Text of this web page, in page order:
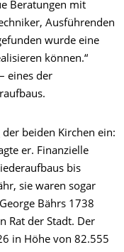
Beratungen mit
Ausführenden
wurde eine
können.“
eines der
beiden Kirchen ein:
er. Finanzielle
bis
sie waren sogar
Bährs 1738
Rat der Stadt. Der
in Höhe von 82.555